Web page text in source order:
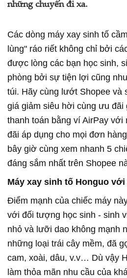
những chuyến đi xa.
Các dòng máy xay sinh tố
lùng" ráo riết không chỉ bởi
được lòng các bạn học sinh,
phòng bởi sự tiện lợi cũng
túi. Hãy cùng lướt Shopee và
giá giảm siêu hời cùng ưu đãi
thanh toán bằng ví AirPay với
đãi áp dụng cho mọi đơn
bây giờ cùng xem nhanh 5
đáng sắm nhất trên Shopee
Máy xay sinh tố Honguo với
Điểm mạnh của chiếc máy
với đối tượng học sinh - sinh
nhỏ và lưỡi dao không mạnh
những loại trái cây mềm, đã
cam, xoài, dâu, v.v… Dù vậy
làm thỏa mãn nhu cầu của